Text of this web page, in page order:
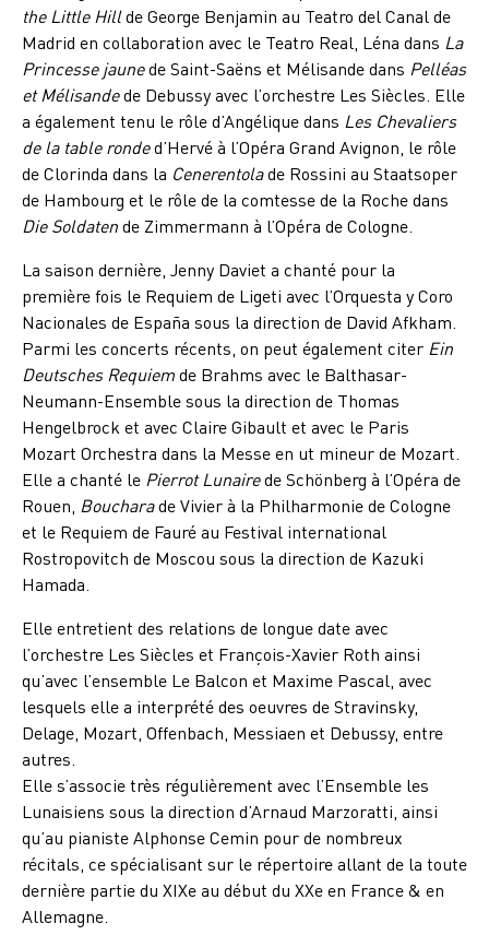
the Little Hillde George Benjamin au Teatro del Canal de
Madrid en collaboration avec le Teatro Real, Léna dans La
Princesse jaunede Saint-Saëns et Mélisande dans Pelléas
et Mélisandede Debussy avec l’orchestre Les Siècles. Elle
a également tenu le rôle d’Angélique dans Les Chevaliers
de la table ronded’Hervé à l’Opéra Grand Avignon, le rôle
de Clorinda dans la Cenerentolade Rossini au Staatsoper
de Hambourg et le rôle de la comtesse de la Roche dans
Die Soldatende Zimmermann à l’Opéra de Cologne.
La saison dernière, Jenny Daviet a chanté pour la
première fois le Requiem de Ligeti avec l’Orquesta y Coro
Nacionales de España sous la direction de David Afkham.
Parmi les concerts récents, on peut également citer Ein
Deutsches Requiemde Brahms avec le Balthasar-
Neumann-Ensemble sous la direction de Thomas
Hengelbrock et avec Claire Gibault et avec le Paris
Mozart Orchestra dans la Messe en ut mineur de Mozart.
Elle a chanté le Pierrot Lunairede Schönberg à l’Opéra de
Rouen, Boucharade Vivier à la Philharmonie de Cologne
et le Requiem de Fauré au Festival international
Rostropovitch de Moscou sous la direction de Kazuki
Hamada.
Elle entretient des relations de longue date avec
l’orchestre Les Siècles et François-Xavier Roth ainsi
qu’avec l’ensemble Le Balcon et Maxime Pascal, avec
lesquels elle a interprété des oeuvres de Stravinsky,
Delage, Mozart, Offenbach, Messiaen et Debussy, entre
autres.
Elle s’associe très régulièrement avec l’Ensemble les
Lunaisiens sous la direction d’Arnaud Marzoratti, ainsi
qu’au pianiste Alphonse Cemin pour de nombreux
récitals, ce spécialisant sur le répertoire allant de la toute
dernière partie du XIXe au début du XXe en France & en
Allemagne.